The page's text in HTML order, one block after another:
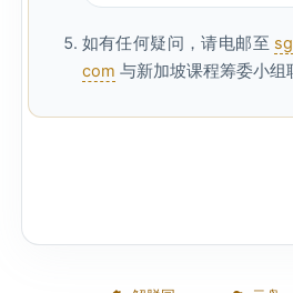
如有任何疑问，请电邮至
com 与新加坡课程筹委小组